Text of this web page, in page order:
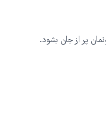
پر از جان بشود.